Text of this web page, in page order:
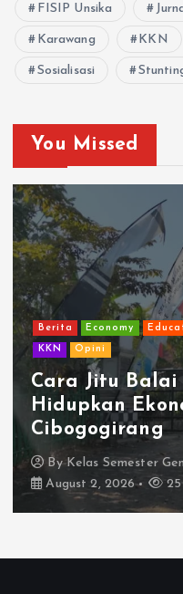
FISIP Unsika
Karawang KKN
Sosialisasi
You Missed
Berita Economy
KKN Opini
Cara Jitu Balai
Hidupkan
Cibogogirang
ByKelas Semester
August 2, 2026
25